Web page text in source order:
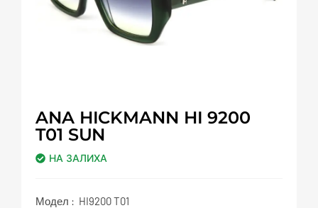
ANA HICKMANN HI 9200
T01 SUN
НА ЗАЛИХА
Модел : HI9200 T01